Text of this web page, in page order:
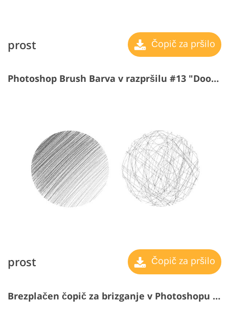
prost Čopič za pršilo
Photoshop Brush Barva v razpršilu #13 "Doodles"
prost Čopič za pršilo
Brezplačen čopič za brizganje v Photoshopu #14 "Chaos"